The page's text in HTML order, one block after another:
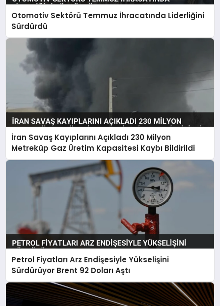
Otomotiv Sektörü Temmuz İhracatında Liderliğini
Sürdürdü
İran Savaş Kayıplarını Açıkladı 230 Milyon
Metreküp Gaz Üretim Kapasitesi Kaybı Bildirildi
Petrol Fiyatları Arz Endişesiyle Yükselişini
Sürdürüyor Brent 92 Doları Aştı